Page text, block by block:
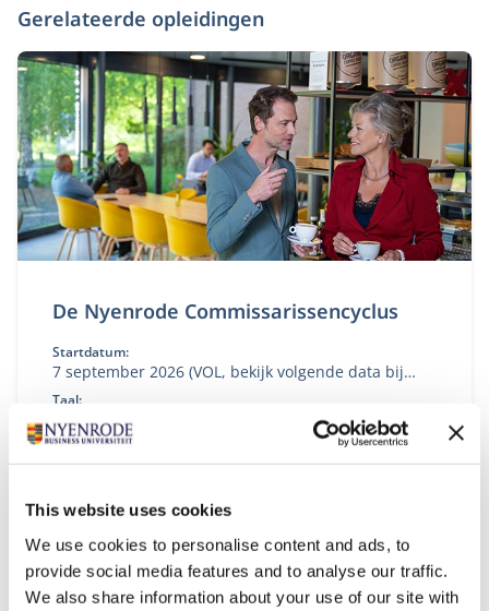
This website uses cookies
We use cookies to personalise content and ads, to
provide social media features and to analyse our traffic.
We also share information about your use of our site with
Gerelateerde opleidingen
De Nyenrode Commissarissencyclus
Startdatum:
7 september 2026 (VOL, bekijk volgende data bij
'aanmelden')
Taal:
Nederlands
Locatie:
Breukelen
Versterk je kennis, inzicht en handelingsperspectief